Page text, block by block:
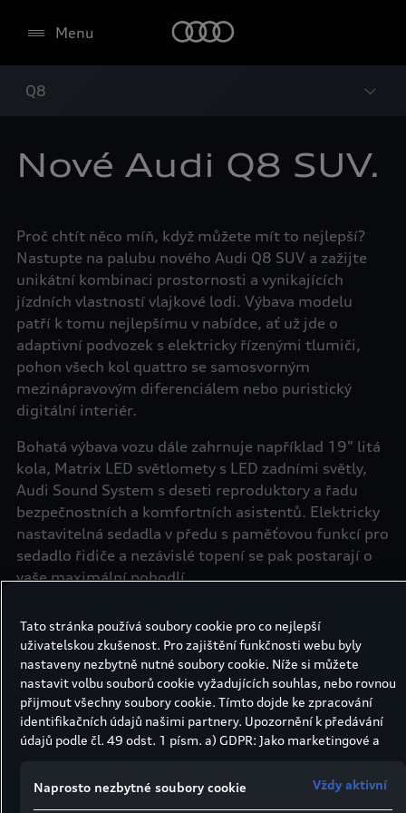
Menu
Q8
Nové Audi Q8 SUV.
Proč chtít něco míň, když můžete mít to nejlepší?
Nastupte na palubu nového Audi Q8 SUV a zažijte
unikátní kombinaci prostornosti a vynikajících
jízdních vlastností vlajkové lodi. Výbava modelu
patří k tomu nejlepšímu v nabídce, ať už jde o
adaptivní podvozek s elektricky řízenými tlumiči,
pohon všech kol quattro se samosvorným
mezinápravovým diferenciálem nebo puristický
digitální interiér.
Bohatá výbava vozu dále zahrnuje například 19" litá
kola, Matrix LED světlomety s LED zadními světly,
Audi Sound System s deseti reproduktory a řadu
bezpečnostních a komfortních asistentů. Elektricky
nastavitelná sedadla v předu s paměťovou funkcí pro
sedadlo řidiče a nezávislé topení se pak postarají o
vaše maximální pohodlí.
Q8 obsahuje
›
Pojištění odpovědnosti vozidla limit 50/50 mil.
Kč (škoda na zdraví/majetku)
›
Havarijní pojištění se spoluúčastí 10 %
Tato stránka používá soubory cookie pro co nejlepší
uživatelskou zkušenost. Pro zajištění funkčnosti webu byly
nastaveny nezbytně nutné soubory cookie. Níže si můžete
nastavit volbu souborů cookie vyžadujících souhlas, nebo rovnou
přijmout všechny soubory cookie. Tímto dojde ke zpracování
identifikačních údajů našimi partnery. Upozornění k předávání
údajů podle čl. 49 odst. 1 písm. a) GDPR: Jako marketingové a
Analytics. Nelze vyloučit, že společnost Google Ireland jako náš
smluvní partner předává osobní údaje do USA (zejména
Naprosto nezbytné soubory cookie Vždy aktivní